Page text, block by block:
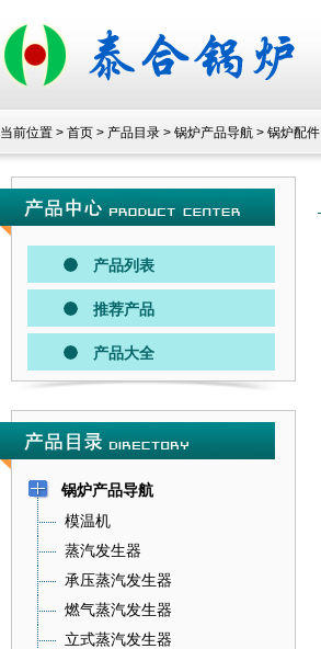
当前位置 > 首页 > 产品目录 > 锅炉产品导航 > 锅炉配件
产品列表
推荐产品
产品大全
锅炉产品导航
模温机
蒸汽发生器
承压蒸汽发生器
燃气蒸汽发生器
立式蒸汽发生器